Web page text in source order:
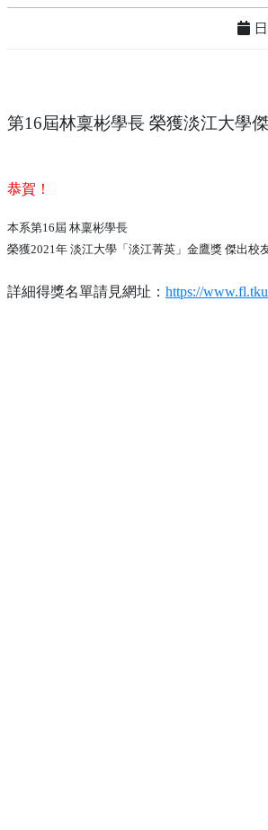
第16屆林稟彬學長 榮獲淡江大學
恭賀！
本系第16屆 林稟彬學長
榮獲2021年 淡江大學「淡江菁英」金鷹獎 傑出校
詳細得獎名單請見網址： https://